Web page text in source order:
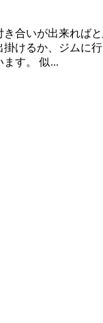
合いが出来れば
けるか、ジムに
ます。 似...